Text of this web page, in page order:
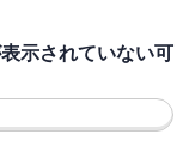
示されていない可